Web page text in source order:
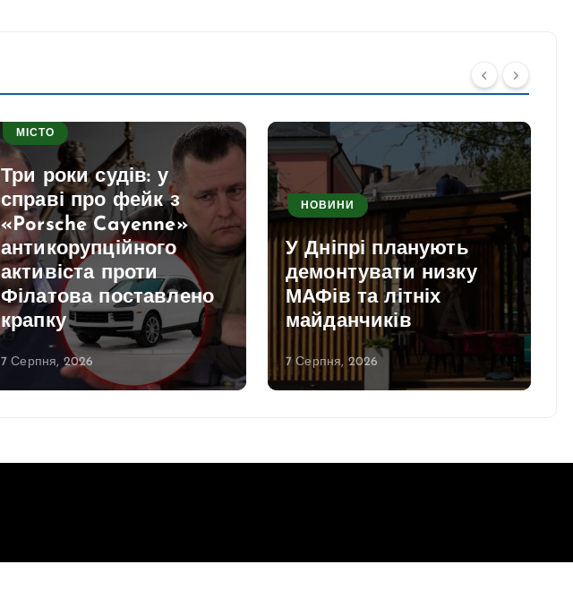
МІСТО
Три роки судів: у
справі про фейк з
«Porsche Cayenne»
антикорупційного
активіста проти
Філатова поставлено
крапку
7 Серпня, 2026
НОВИНИ
У Дніпрі планують
демонтувати низку
МАФів та літніх
майданчиків
7 Серпня, 2026